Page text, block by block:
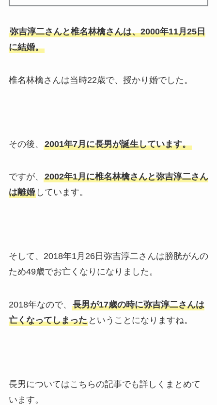
弥吉淳二さんと椎名林檎さんは、2000年11月25日
に結婚。
椎名林檎さんは当時22歳で、授かり婚でした。
その後、 2001年7月に長男が誕生しています。
ですが、 2002年1月に椎名林檎さんと弥吉淳二さん
は離婚しています。
そして、2018年1月26日弥吉淳二さんは膀胱がんの
ため49歳でお亡くなりになりました。
2018年なので、 長男が17歳の時に弥吉淳二さんは
亡くなってしまったということになりますね。
長男についてはこちらの記事でも詳しくまとめて
います。